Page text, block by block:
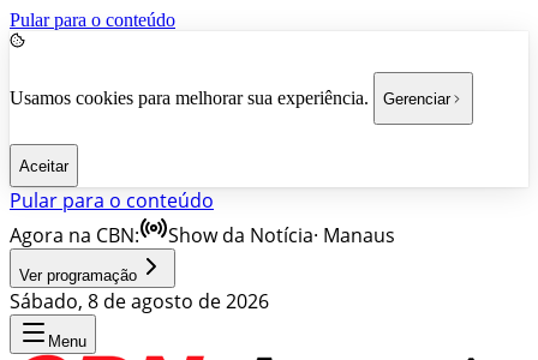
Pular para o conteúdo
Usamos cookies para melhorar sua experiência. Gerenciar
Aceitar
Pular para o conteúdo
Agora na CBN:
Show da Notícia· Manaus
Ver programação
Sábado, 8 de agosto de 2026
Menu